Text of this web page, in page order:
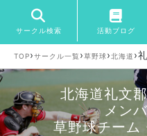
サークル検索 活動ブログ
TOP›サークル一覧 ›草野球 ›北海道 ›
北海道礼文
メン
草野球チーム